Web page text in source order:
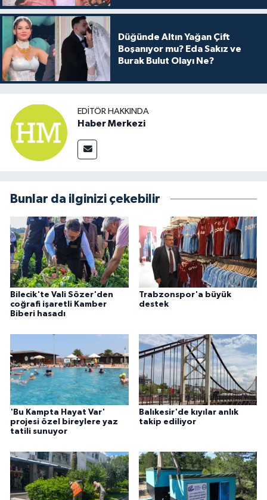
Düğünde Altın Yağan Çift
Boşanıyor mu? Eda Sakız ve
Burak Bulut Olayı Ne?
EDITÖR HAKKINDA
Haber Merkezi
Bunlar da ilginizi çekebilir
Bilecik'te Vali Sözer'den
coğrafi işaretli Kamber
Biberi hasadı
Trabzonspor'a büyük
destek
'Bu Kampta Hayat Var'
projesi özel bireylere yaz
tatili sunuyor
Balıkesir'de kıyılar anlık
takip ediliyor